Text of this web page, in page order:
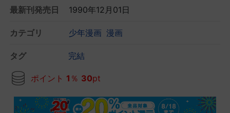
最新刊発売日 1990年12月01日
カテゴリ 少年漫画 漫画
タグ 完結
ポイント 1 ％ 30pt